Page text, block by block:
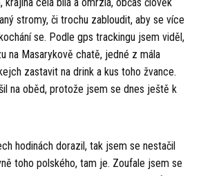
stromy, či trochu zabloudit, aby se více
se. Podle gps trackingu jsem viděl,
na Masarykově chatě, jedné z mála
zastavit na drink a kus toho žvance.
na oběd, protože jsem se dnes ještě k
hodinách dorazil, tak jsem se nestačil
toho polského, tam je. Zoufale jsem se